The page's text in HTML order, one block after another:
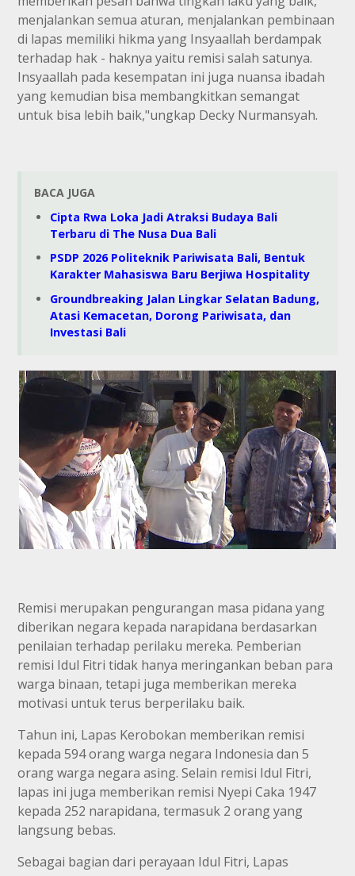
menjalankan semua aturan, menjalankan pembinaan
di lapas memiliki hikma yang Insyaallah berdampak
terhadap hak - haknya yaitu remisi salah satunya.
Insyaallah pada kesempatan ini juga nuansa ibadah
yang kemudian bisa membangkitkan semangat
untuk bisa lebih baik,"ungkap Decky Nurmansyah.
BACA JUGA
Cipta Rwa Loka Jadi Atraksi Budaya Bali
Terbaru di The Nusa Dua Bali
PSDP 2026 Politeknik Pariwisata Bali, Bentuk
Karakter Mahasiswa Baru Berjiwa Hospitality
Groundbreaking Jalan Lingkar Selatan Badung,
Atasi Kemacetan, Dorong Pariwisata, dan
Investasi Bali
Remisi merupakan pengurangan masa pidana yang
diberikan negara kepada narapidana berdasarkan
penilaian terhadap perilaku mereka. Pemberian
remisi Idul Fitri tidak hanya meringankan beban para
warga binaan, tetapi juga memberikan mereka
motivasi untuk terus berperilaku baik.
Tahun ini, Lapas Kerobokan memberikan remisi
kepada 594 orang warga negara Indonesia dan 5
orang warga negara asing. Selain remisi Idul Fitri,
lapas ini juga memberikan remisi Nyepi Caka 1947
kepada 252 narapidana, termasuk 2 orang yang
langsung bebas.
Sebagai bagian dari perayaan Idul Fitri, Lapas